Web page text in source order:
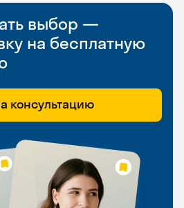
выбор —
на бесплатную
консультацию